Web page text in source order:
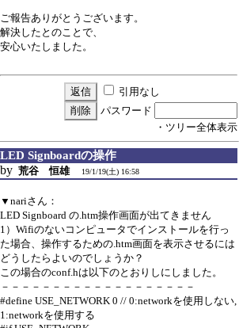
ご報告ありがとうございます。
解決したとのことで、
安心いたしました。
引用なし
パスワード
・ツリー全体表示
LED Signboardの操作
by 荒谷 恒雄 19/1/19(土) 16:58
▼nariさん：
LED Signboard の.htm操作画面が出てきません
1）Wifiのないコンピュータでインストールを行っ
た場合、操作するための.htm画面を表示させるには
どうしたらよいのでしょうか？
この場合のconf.hは以下のとおりしにしました。
－－－－－－－－－－－－－－－－－－－
#define USE_NETWORK 0 // 0:networkを使用しない,
1:networkを使用する